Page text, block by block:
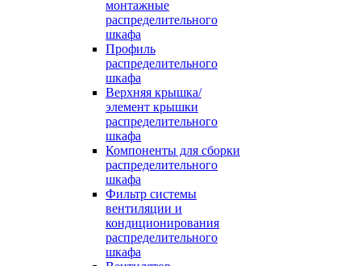
монтажные
распределительного
шкафа
Профиль
распределительного
шкафа
Верхняя крышка/
элемент крышки
распределительного
шкафа
Компоненты для сборки
распределительного
шкафа
Фильтр системы
вентиляции и
кондиционирования
распределительного
шкафа